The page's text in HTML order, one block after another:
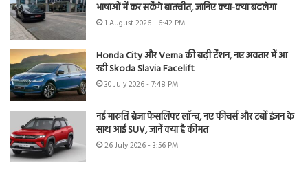
भाषाओं में कर सकेंगे बातचीत, जानिए क्या-क्या बदलेगा
1 August 2026 - 6:42 PM
Honda City और Verna की बढ़ी टेंशन, नए अवतार में आ
रही Skoda Slavia Facelift
30 July 2026 - 7:48 PM
नई मारुति ब्रेजा फेसलिफ्ट लॉन्च, नए फीचर्स और टर्बो इंजन के
साथ आई SUV, जानें क्या है कीमत
26 July 2026 - 3:56 PM